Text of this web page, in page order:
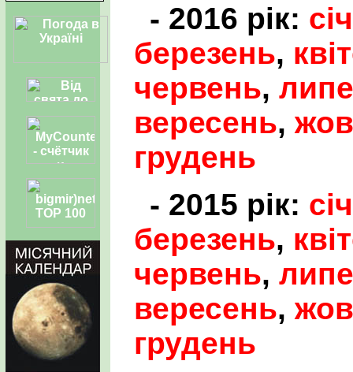
- 2016 рік:
березень,
червень,
вересень,
грудень
- 2015 рік:
березень,
червень,
вересень,
грудень